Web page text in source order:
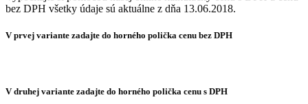
bez DPH všetky údaje sú aktuálne z dňa 13.06.2018.
V prvej variante zadajte do horného polička cenu bez DPH
V druhej variante zadajte do horného polička cenu s DPH